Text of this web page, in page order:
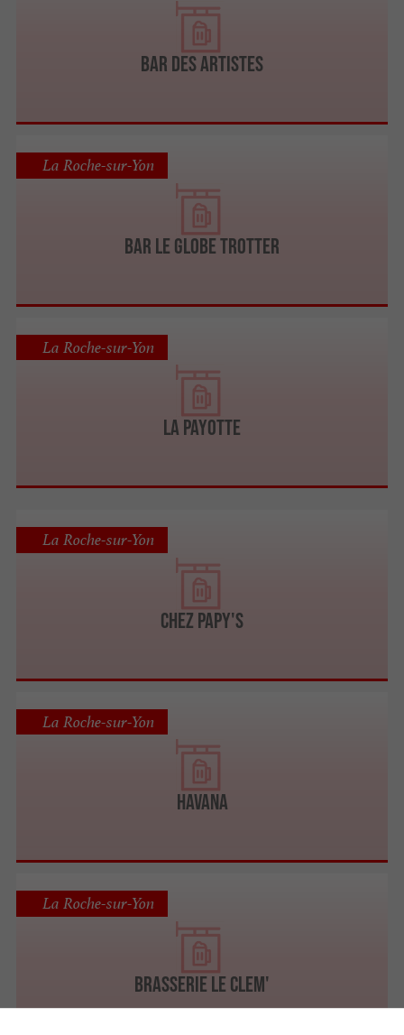
Bar des Artistes
Bar Le Globe Trotter
La Roche-sur-Yon
La Payotte
La Roche-sur-Yon
Chez Papy's
La Roche-sur-Yon
HAVANA
La Roche-sur-Yon
BRASSERIE LE CLEM'
La Roche-sur-Yon